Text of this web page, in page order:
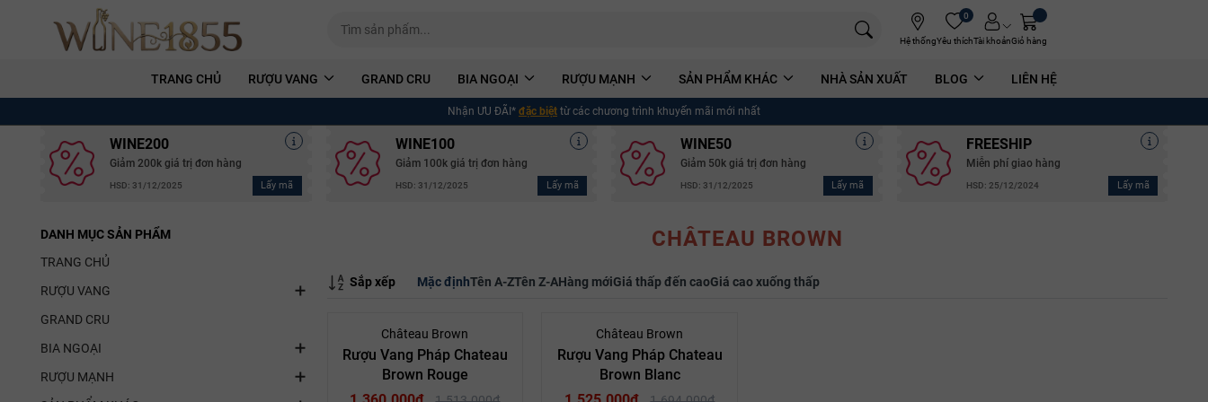
Hệ thống
0
Yêu thíchTài khoảnGiỏ hàng
TRANG CHỦ RƯỢU VANG GRAND CRU BIA NGOẠI RƯỢU MẠNH SẢN PHẨM KHÁC NHÀ SẢN XUẤT BLOG LIÊN HỆ
Nhận ƯU ĐÃI* đặc biệt từ các chương trình khuyến mãi mới nhất
WINE200
Giảm 200k giá trị đơn hàng
HSD: 31/12/2025 Lấy mã
WINE100
Giảm 100k giá trị đơn hàng
HSD: 31/12/2025 Lấy mã
WINE50
Giảm 50k giá trị đơn hàng
HSD: 31/12/2025 Lấy mã
FREESHIP
Miễn phí giao hàng
HSD: 25/12/2024 Lấy mã
DANH MỤC SẢN PHẨM
TRANG CHỦ
RƯỢU VANG
GRAND CRU
BIA NGOẠI
RƯỢU MẠNH
CHÂTEAU BROWN
Sắp xếp Mặc địnhTên A-ZTên Z-AHàng mớiGiá thấp đến caoGiá cao xuống thấp
Château Brown
Rượu Vang Pháp Chateau
Brown Rouge
Château Brown
Rượu Vang Pháp Chateau
Brown Blanc